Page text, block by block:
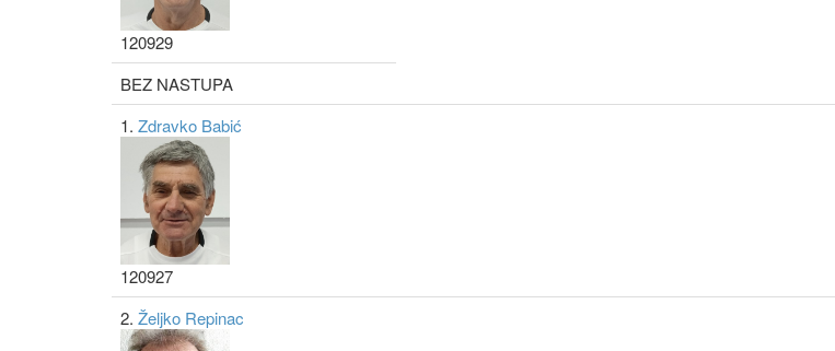
120929
BEZ NASTUPA
1. Zdravko Babić
120927
2. Željko Repinac